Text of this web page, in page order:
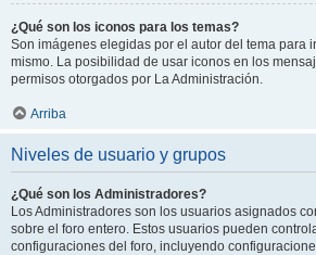
¿Qué son los iconos para los temas?
Son imágenes elegidas por el autor del tema para
mismo. La posibilidad de usar iconos en los
permisos otorgados por La Administración.
Arriba
Niveles de usuario y grupos
¿Qué son los Administradores?
Los Administradores son los usuarios asignados
sobre el foro entero. Estos usuarios pueden
configuraciones del foro, incluyendo